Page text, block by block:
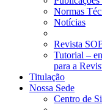
Normas
Notícias
Revista
Tutorial –
para a
Titulação
Nossa Sede
Centro de